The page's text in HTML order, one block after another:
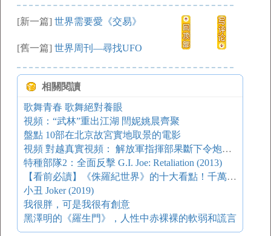
[新一篇] 世界需要愛《交易》
[舊一篇] 世界周刊—尋找UFO
相關閱讀
歌舞青春 歌舞絕對養眼
視頻：“武林”重出江湖 閆妮姚晨齊聚
盤點 10部在北京故宮實地取景的電影
視頻 對越真實視頻： 解放軍指揮部果斷下令炮擊，噴火兵清場！
特種部隊2：全面反擊 G.I. Joe: Retaliation (2013)
【看前必讀】《侏羅紀世界》的十大看點！千萬別錯過！
小丑 Joker (2019)
我很胖，可是我很有創意
黑澤明的《羅生門》，人性中赤裸裸的軟弱和謊言